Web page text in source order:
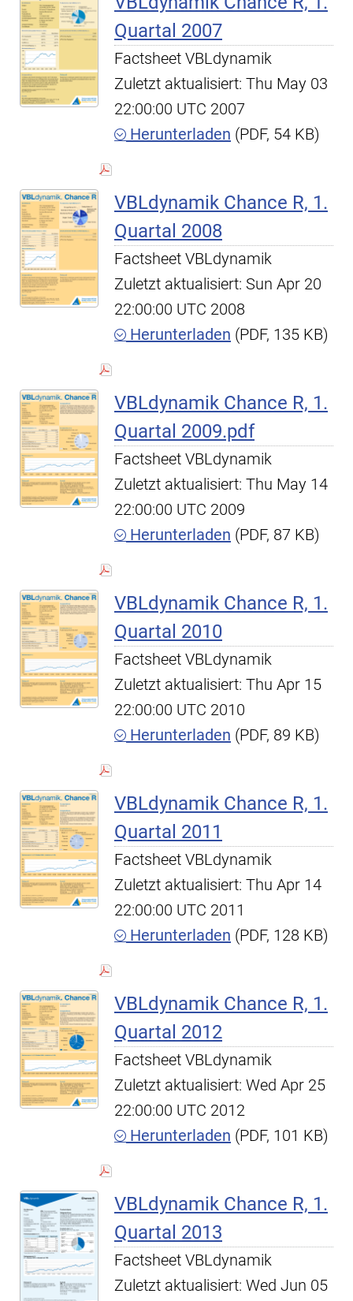
Quartal 2007
Factsheet VBLdynamik
Zuletzt aktualisiert: Thu May 03
22:00:00 UTC 2007
Herunterladen (PDF, 54 KB)
VBLdynamik Chance R, 1.
Quartal 2008
Factsheet VBLdynamik
Zuletzt aktualisiert: Sun Apr 20
22:00:00 UTC 2008
Herunterladen (PDF, 135 KB)
VBLdynamik Chance R, 1.
Quartal 2009.pdf
Factsheet VBLdynamik
Zuletzt aktualisiert: Thu May 14
22:00:00 UTC 2009
Herunterladen (PDF, 87 KB)
VBLdynamik Chance R, 1.
Quartal 2010
Factsheet VBLdynamik
Zuletzt aktualisiert: Thu Apr 15
22:00:00 UTC 2010
Herunterladen (PDF, 89 KB)
VBLdynamik Chance R, 1.
Quartal 2011
Factsheet VBLdynamik
Zuletzt aktualisiert: Thu Apr 14
22:00:00 UTC 2011
Herunterladen (PDF, 128 KB)
VBLdynamik Chance R, 1.
Quartal 2012
Factsheet VBLdynamik
Zuletzt aktualisiert: Wed Apr 25
22:00:00 UTC 2012
Herunterladen (PDF, 101 KB)
VBLdynamik Chance R, 1.
Quartal 2013
Factsheet VBLdynamik
Zuletzt aktualisiert: Wed Jun 05